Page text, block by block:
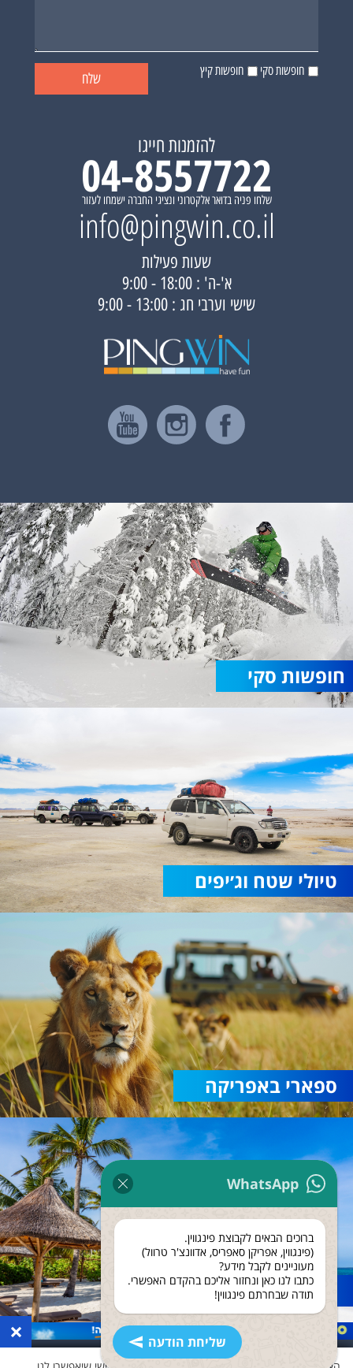
WhatsApp
ברוכים הבאים לקבוצת פינגווין.
(פינגווין, אפריקן סאפריס, אדוונצ'ר טרוול)
מעוניינים לקבל מידע?
כתבו לנו כאן ונחזור אליכם בהקדם האפשרי.
תודה שבחרתם פינגווין!
שליחת הודעה
חופשות סקי חופשות קיץ
להזמנות חייגו
04-8557722
שלחו פניה בדואר אלקטרוני ונציגי החברה ישמחו לעזור
info@pingwin.co.il
שעות פעילות
א'-ה' : 18:00 - 9:00
שישי וערבי חג : 13:00 - 9:00
חופשות סקי
טיולי שטח וג׳יפים
ספארי באפריקה
נופש בזנזיבר
×